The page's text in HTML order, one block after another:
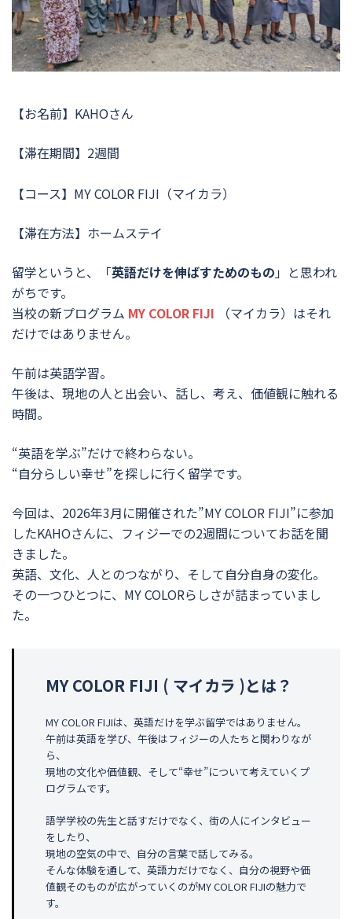
【お名前】KAHOさん
【滞在期間】2週間
【コース】MY COLOR FIJI（マイカラ）
【滞在方法】ホームステイ
留学というと、「英語だけを伸ばすためのもの 」と思われ
がちです。
当校の新プログラム MY COLOR FIJI （マイカラ）はそれ
だけではありません。
午前は英語学習。
午後は、現地の人と出会い、話し、考え、価値観に触れる
時間。
“英語を学ぶ”だけで終わらない。
“自分らしい幸せ”を探しに行く留学です。
今回は、2026年3月に開催された”MY COLOR FIJI”に参加
したKAHOさんに、フィジーでの2週間についてお話を聞
きました。
英語、文化、人とのつながり、そして自分自身の変化。
その一つひとつに、MY COLORらしさが詰まっていまし
た。
MY COLOR FIJI ( マイカラ )とは？
MY COLOR FIJIは、英語だけを学ぶ留学ではありません。
午前は英語を学び、午後はフィジーの人たちと関わりなが
ら、
現地の文化や価値観、そして“幸せ”について考えていくプ
ログラムです。
語学学校の先生と話すだけでなく、街の人にインタビュー
をしたり、
現地の空気の中で、自分の言葉で話してみる。
そんな体験を通して、英語力だけでなく、自分の視野や価
値観そのものが広がっていくのがMY COLOR FIJIの魅力で
す。